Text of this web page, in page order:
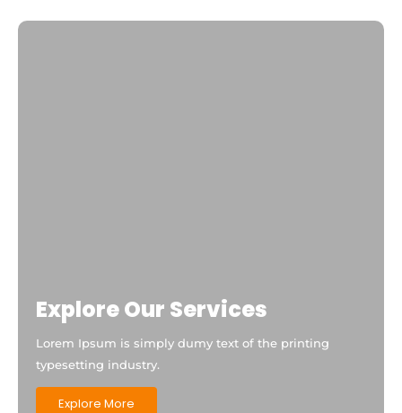
Explore Our Services
Lorem Ipsum is simply dumy text of the printing
typesetting industry.
Explore More